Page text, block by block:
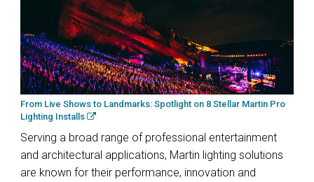
From Live Shows to Landmarks: Spotlight on 8 Stellar Martin Pro
Lighting Installs
Serving a broad range of professional entertainment
and architectural applications, Martin lighting solutions
are known for their performance, innovation and